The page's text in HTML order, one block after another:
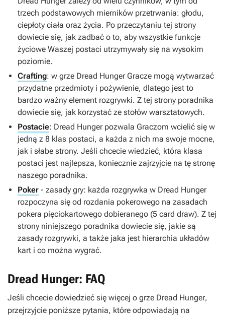
trzech podstawowych mierników przetrwania: głodu,
ciepłoty ciała oraz życia. Po przeczytaniu tej strony
dowiecie się, jak zadbać o to, aby wszystkie funkcje
życiowe Waszej postaci utrzymywały się na wysokim
poziomie.
Crafting: w grze Dread HungerGracze mogą wytwarzać
przydatne przedmioty i pożywienie, dlatego jest to
bardzo ważny element rozgrywki. Z tej strony poradnika
dowiecie się, jak korzystać ze stołów warsztatowych.
Postacie: Dread Hungerpozwala Graczom wcielić się w
jedną z 8 klas postaci, a każda z nich ma swoje mocne,
jak i słabe strony. Jeśli chcecie wiedzieć, która klasa
postaci jest najlepsza, koniecznie zajrzyjcie na tę stronę
naszego poradnika.
Poker - zasady gry: każda rozgrywka w Dread Hunger
rozpoczyna się od rozdania pokerowego na zasadach
pokera pięciokartowego dobieranego (5 card draw). Z tej
strony niniejszego poradnika dowiecie się, jakie są
zasady rozgrywki, a także jaka jest hierarchia układów
kart i co można wygrać.
Dread Hunger: FAQ
Jeśli chcecie dowiedzieć się więcej o grze Dread Hunger,
przejrzyjcie poniższe pytania, które odpowiadają na